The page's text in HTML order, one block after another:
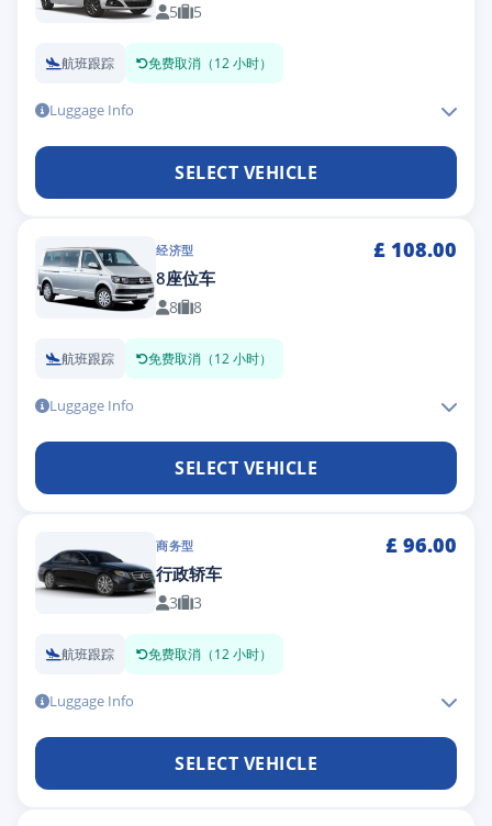
5 5
航班跟踪 免费取消（12 小时）
Luggage Info
SELECT VEHICLE
经济型 £ 108.00
8座位车
8 8
航班跟踪 免费取消（12 小时）
Luggage Info
SELECT VEHICLE
商务型 £ 96.00
行政轿车
3 3
航班跟踪 免费取消（12 小时）
Luggage Info
SELECT VEHICLE